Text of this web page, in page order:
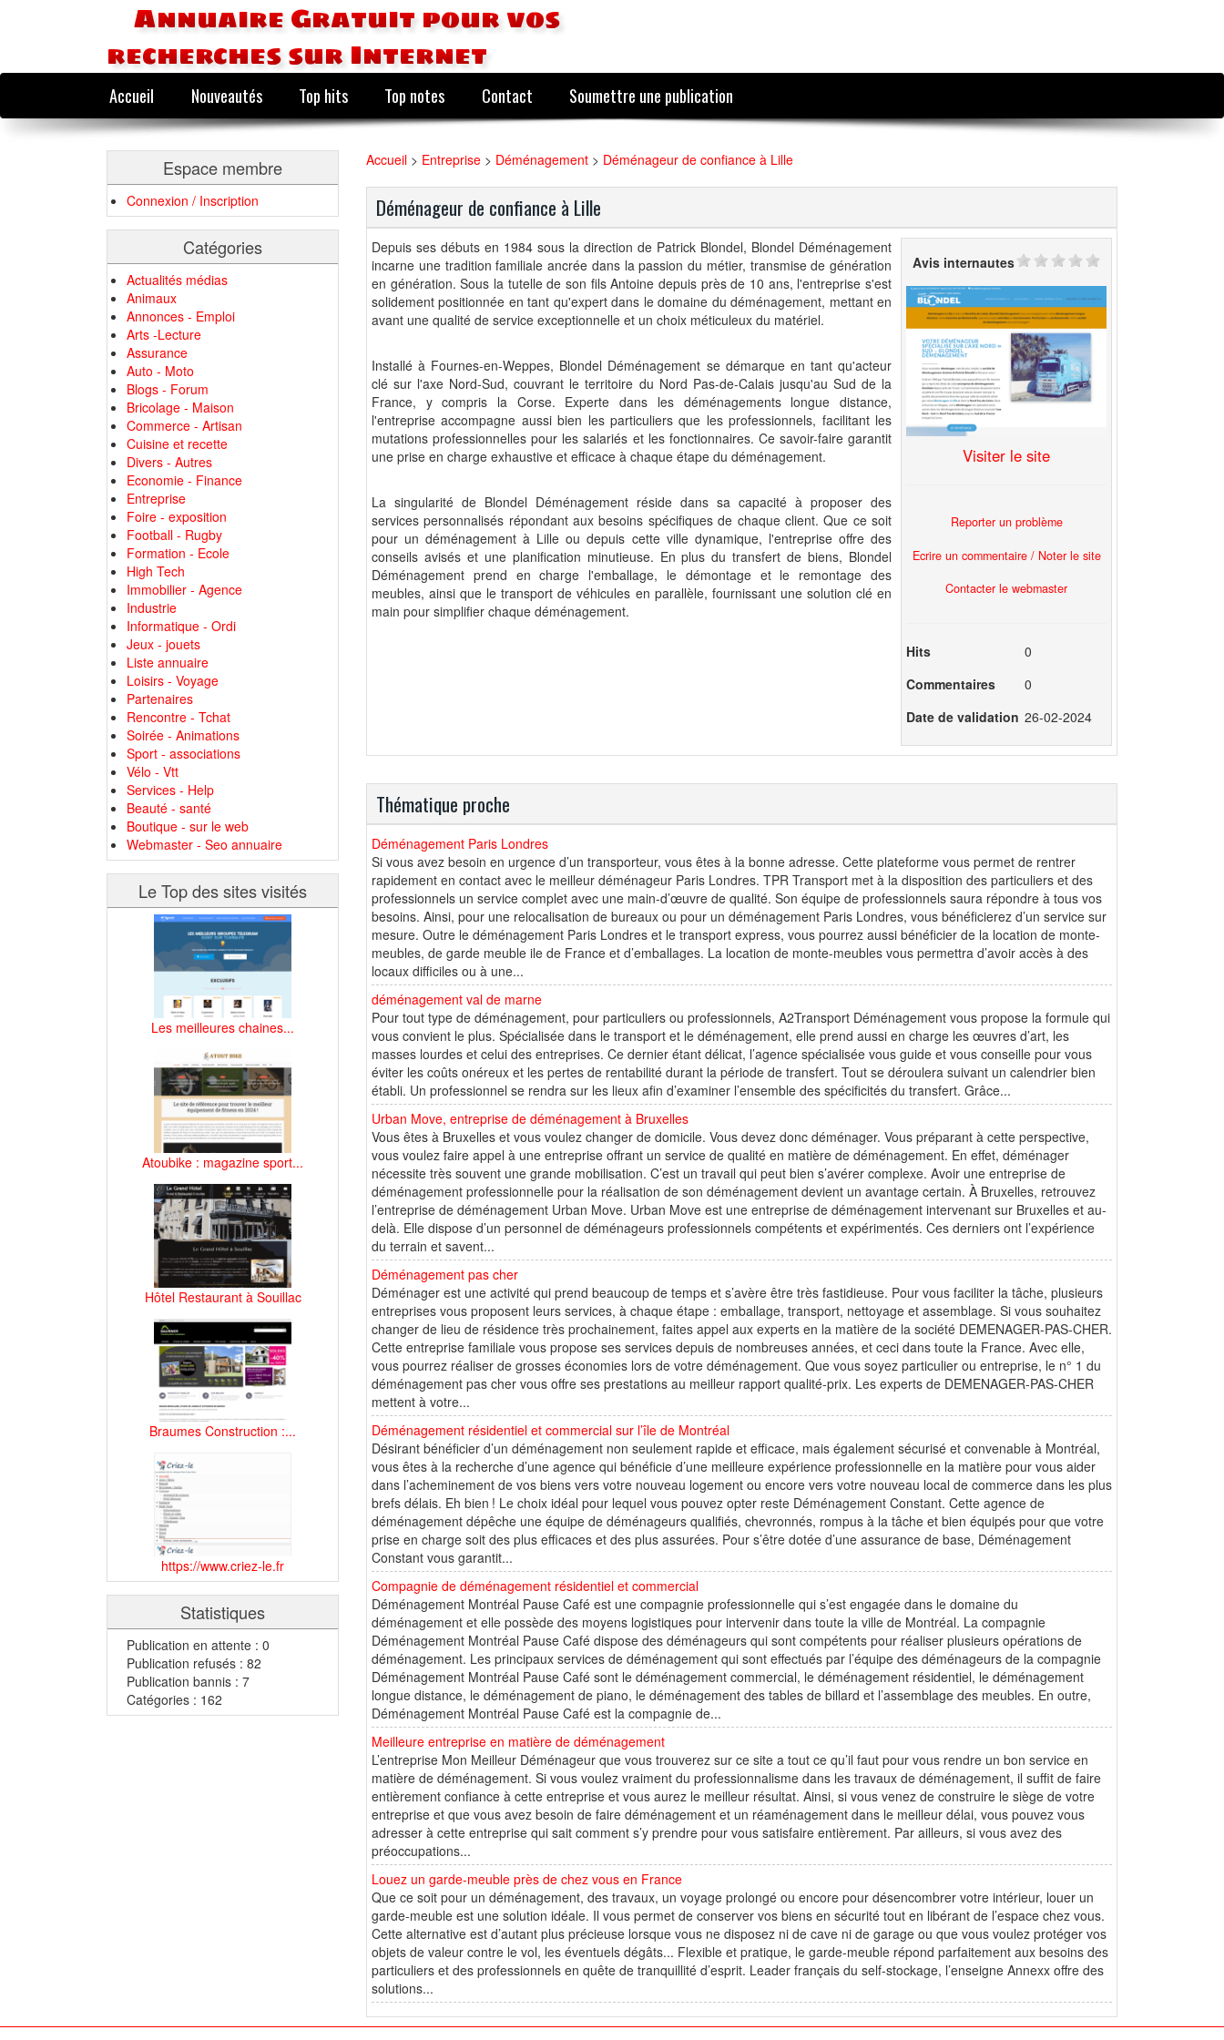
Annuaire Gratuit pour vos
recherches sur Internet
Accueil Nouveautés Top hits Top notes Contact Soumettre une publication
Espace membre
Connexion / Inscription
Catégories
Actualités médias
Animaux
Annonces - Emploi
Arts -Lecture
Assurance
Auto - Moto
Blogs - Forum
Bricolage - Maison
Commerce - Artisan
Cuisine et recette
Divers - Autres
Economie - Finance
Entreprise
Foire - exposition
Football - Rugby
Formation - Ecole
High Tech
Immobilier - Agence
Industrie
Informatique - Ordi
Jeux - jouets
Liste annuaire
Loisirs - Voyage
Partenaires
Rencontre - Tchat
Soirée - Animations
Sport - associations
Vélo - Vtt
Services - Help
Beauté - santé
Boutique - sur le web
Webmaster - Seo annuaire
Le Top des sites visités
Les meilleures chaines...
Atoubike : magazine sport...
Hôtel Restaurant à Souillac
Braumes Construction :...
https://www.criez-le.fr
Statistiques
Publication en attente : 0
Publication refusés : 82
Publication bannis : 7
Catégories : 162
Accueil > Entreprise > Déménagement > Déménageur de confiance à Lille
Déménageur de confiance à Lille
Depuis ses débuts en 1984 sous la direction de Patrick Blondel, Blondel Déménagement
incarne une tradition familiale ancrée dans la passion du métier, transmise de génération
en génération. Sous la tutelle de son fils Antoine depuis près de 10 ans, l'entreprise s'est
solidement positionnée en tant qu'expert dans le domaine du déménagement, mettant en
avant une qualité de service exceptionnelle et un choix méticuleux du matériel.
Installé à Fournes-en-Weppes, Blondel Déménagement se démarque en tant qu'acteur
clé sur l'axe Nord-Sud, couvrant le territoire du Nord Pas-de-Calais jusqu'au Sud de la
France, y compris la Corse. Experte dans les déménagements longue distance,
l'entreprise accompagne aussi bien les particuliers que les professionnels, facilitant les
mutations professionnelles pour les salariés et les fonctionnaires. Ce savoir-faire garantit
une prise en charge exhaustive et efficace à chaque étape du déménagement.
La singularité de Blondel Déménagement réside dans sa capacité à proposer des
services personnalisés répondant aux besoins spécifiques de chaque client. Que ce soit
pour un déménagement à Lille ou depuis cette ville dynamique, l'entreprise offre des
conseils avisés et une planification minutieuse. En plus du transfert de biens, Blondel
Déménagement prend en charge l'emballage, le démontage et le remontage des
meubles, ainsi que le transport de véhicules en parallèle, fournissant une solution clé en
main pour simplifier chaque déménagement.
Avis internautes
Visiter le site
Reporter un problème
Ecrire un commentaire / Noter le site
Contacter le webmaster
Hits
0
Commentaires
0
Date de validation 26-02-2024
Thématique proche
Déménagement Paris Londres
Si vous avez besoin en urgence d’un transporteur, vous êtes à la bonne adresse. Cette plateforme vous permet de rentrer
rapidement en contact avec le meilleur déménageur Paris Londres. TPR Transport met à la disposition des particuliers et des
professionnels un service complet avec une main-d’œuvre de qualité. Son équipe de professionnels saura répondre à tous vos
besoins. Ainsi, pour une relocalisation de bureaux ou pour un déménagement Paris Londres, vous bénéficierez d’un service sur
mesure. Outre le déménagement Paris Londres et le transport express, vous pourrez aussi bénéficier de la location de monte-
meubles, de garde meuble ile de France et d’emballages. La location de monte-meubles vous permettra d’avoir accès à des
locaux difficiles ou à une...
déménagement val de marne
Pour tout type de déménagement, pour particuliers ou professionnels, A2Transport Déménagement vous propose la formule qui
vous convient le plus. Spécialisée dans le transport et le déménagement, elle prend aussi en charge les œuvres d’art, les
masses lourdes et celui des entreprises. Ce dernier étant délicat, l’agence spécialisée vous guide et vous conseille pour vous
éviter les coûts onéreux et les pertes de rentabilité durant la période de transfert. Tout se déroulera suivant un calendrier bien
établi. Un professionnel se rendra sur les lieux afin d’examiner l’ensemble des spécificités du transfert. Grâce...
Urban Move, entreprise de déménagement à Bruxelles
Vous êtes à Bruxelles et vous voulez changer de domicile. Vous devez donc déménager. Vous préparant à cette perspective,
vous voulez faire appel à une entreprise offrant un service de qualité en matière de déménagement. En effet, déménager
nécessite très souvent une grande mobilisation. C’est un travail qui peut bien s’avérer complexe. Avoir une entreprise de
déménagement professionnelle pour la réalisation de son déménagement devient un avantage certain. À Bruxelles, retrouvez
l’entreprise de déménagement Urban Move. Urban Move est une entreprise de déménagement intervenant sur Bruxelles et au-
delà. Elle dispose d’un personnel de déménageurs professionnels compétents et expérimentés. Ces derniers ont l’expérience
du terrain et savent...
Déménagement pas cher
Déménager est une activité qui prend beaucoup de temps et s’avère être très fastidieuse. Pour vous faciliter la tâche, plusieurs
entreprises vous proposent leurs services, à chaque étape : emballage, transport, nettoyage et assemblage. Si vous souhaitez
changer de lieu de résidence très prochainement, faites appel aux experts en la matière de la société DEMENAGER-PAS-CHER.
Cette entreprise familiale vous propose ses services depuis de nombreuses années, et ceci dans toute la France. Avec elle,
vous pourrez réaliser de grosses économies lors de votre déménagement. Que vous soyez particulier ou entreprise, le n° 1 du
déménagement pas cher vous offre ses prestations au meilleur rapport qualité-prix. Les experts de DEMENAGER-PAS-CHER
mettent à votre...
Déménagement résidentiel et commercial sur l’île de Montréal
Désirant bénéficier d’un déménagement non seulement rapide et efficace, mais également sécurisé et convenable à Montréal,
vous êtes à la recherche d’une agence qui bénéficie d’une meilleure expérience professionnelle en la matière pour vous aider
dans l’acheminement de vos biens vers votre nouveau logement ou encore vers votre nouveau local de commerce dans les plus
brefs délais. Eh bien ! Le choix idéal pour lequel vous pouvez opter reste Déménagement Constant. Cette agence de
déménagement dépêche une équipe de déménageurs qualifiés, chevronnés, rompus à la tâche et bien équipés pour que votre
prise en charge soit des plus efficaces et des plus assurées. Pour s’être dotée d’une assurance de base, Déménagement
Constant vous garantit...
Compagnie de déménagement résidentiel et commercial
Déménagement Montréal Pause Café est une compagnie professionnelle qui s’est engagée dans le domaine du
déménagement et elle possède des moyens logistiques pour intervenir dans toute la ville de Montréal. La compagnie
Déménagement Montréal Pause Café dispose des déménageurs qui sont compétents pour réaliser plusieurs opérations de
déménagement. Les principaux services de déménagement qui sont effectués par l’équipe des déménageurs de la compagnie
Déménagement Montréal Pause Café sont le déménagement commercial, le déménagement résidentiel, le déménagement
longue distance, le déménagement de piano, le déménagement des tables de billard et l’assemblage des meubles. En outre,
Déménagement Montréal Pause Café est la compagnie de...
Meilleure entreprise en matière de déménagement
L’entreprise Mon Meilleur Déménageur que vous trouverez sur ce site a tout ce qu’il faut pour vous rendre un bon service en
matière de déménagement. Si vous voulez vraiment du professionnalisme dans les travaux de déménagement, il suffit de faire
entièrement confiance à cette entreprise et vous aurez le meilleur résultat. Ainsi, si vous venez de construire le siège de votre
entreprise et que vous avez besoin de faire déménagement et un réaménagement dans le meilleur délai, vous pouvez vous
adresser à cette entreprise qui sait comment s’y prendre pour vous satisfaire entièrement. Par ailleurs, si vous avez des
préoccupations...
Louez un garde-meuble près de chez vous en France
Que ce soit pour un déménagement, des travaux, un voyage prolongé ou encore pour désencombrer votre intérieur, louer un
garde-meuble est une solution idéale. Il vous permet de conserver vos biens en sécurité tout en libérant de l’espace chez vous.
Cette alternative est d’autant plus précieuse lorsque vous ne disposez ni de cave ni de garage ou que vous voulez protéger vos
objets de valeur contre le vol, les éventuels dégâts... Flexible et pratique, le garde-meuble répond parfaitement aux besoins des
particuliers et des professionnels en quête de tranquillité d’esprit. Leader français du self-stockage, l’enseigne Annexx offre des
solutions...